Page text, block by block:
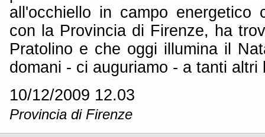
all'occhiello in campo energetico
con la Provincia di Firenze, ha
Pratolino e che oggi illumina il
domani - ci auguriamo - a tanti altri
10/12/2009 12.03
Provincia di Firenze